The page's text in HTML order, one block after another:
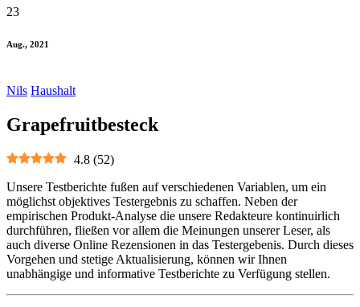
23
Aug., 2021
Nils Haushalt
Grapefruitbesteck
4.8 (52)
Unsere Testberichte fußen auf verschiedenen Variablen, um ein
möglichst objektives Testergebnis zu schaffen. Neben der
empirischen Produkt-Analyse die unsere Redakteure kontinuirlich
durchführen, fließen vor allem die Meinungen unserer Leser, als
auch diverse Online Rezensionen in das Testergebenis. Durch dieses
Vorgehen und stetige Aktualisierung, können wir Ihnen
unabhängige und informative Testberichte zu Verfügung stellen.